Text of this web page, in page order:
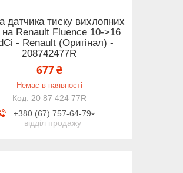
датчика тиску вихлопних
на Renault Fluence 10->16
- Renault (Оригінал) -
208742477R
677 ₴
Немає в наявності
20 87 424 77R
+380 (67) 757-64-79
відділ продажу